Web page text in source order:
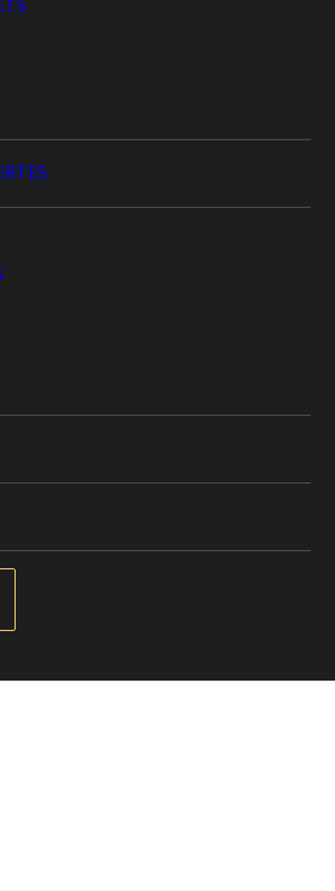
la nature et le patrimoine
lieu emblématique du XIXᵉ
temps de l’observation et de la
des
celtiques et gaulois.
mois de naissance, chacun
son
et introspective qui favorise
, lacoopération en
– de 10 à 30 participants.
incluse – activité Arborifolia
selon disponibilité.